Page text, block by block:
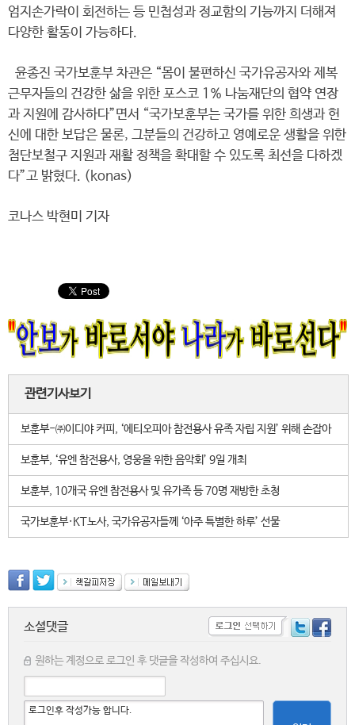
엄지손가락이 회전하는 등 민첩성과 정교함의 기능까지 더해져
다양한 활동이 가능하다.
윤종진 국가보훈부 차관은 “몸이 불편하신 국가유공자와 제복
근무자들의 건강한 삶을 위한 포스코 1% 나눔재단의 협약 연장
과 지원에 감사하다”면서 “국가보훈부는 국가를 위한 희생과 헌
신에 대한 보답은 물론, 그분들의 건강하고 영예로운 생활을 위한
첨단보철구 지원과 재활 정책을 확대할 수 있도록 최선을 다하겠
다”고 밝혔다. (konas)
코나스 박현미 기자
관련기사보기
보훈부-㈜이디야 커피, ‘에티오피아 참전용사 유족 자립 지원’ 위해 손잡아
보훈부, ‘유엔 참전용사, 영웅을 위한 음악회’ 9일 개최
보훈부, 10개국 유엔 참전용사 및 유가족 등 70명 재방한 초청
국가보훈부·KT노사, 국가유공자들께 ‘아주 특별한 하루’ 선물
소셜댓글
원하는 계정으로 로그인 후 댓글을 작성하여 주십시요.